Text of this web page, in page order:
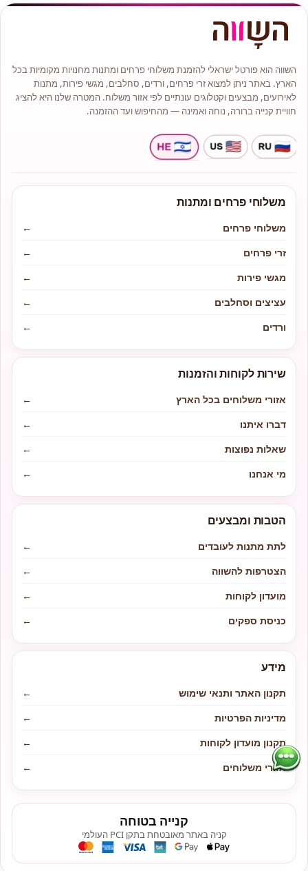
השווה הוא פורטל ישראלי להזמנת משלוחי פרחים ומתנות מחנויות מקומיות בכל
הארץ. באתר ניתן למצוא זרי פרחים, ורדים, סחלבים, מגשי פירות, מתנות
לאירועים, מבצעים וקטלוגים עונתיים לפי אזור משלוח. המטרה שלנו היא להציג
חוויית קנייה ברורה, נוחה ואמינה — מהחיפוש ועד ההזמנה.
משלוחי פרחים ומתנות
משלוחי פרחים
←
זרי פרחים
←
מגשי פירות
←
עציצים וסחלבים
←
ורדים
←
שירות לקוחות והזמנות
אזורי משלוחים בכל הארץ
←
דברו איתנו
←
שאלות נפוצות
←
מי אנחנו
←
הטבות ומבצעים
לתת מתנות לעובדים
←
הצטרפות להשווה
←
מועדון לקוחות
←
כניסת ספקים
←
מידע
תקנון האתר ותנאי שימוש
←
מדיניות הפרטיות
←
תקנון מועדון לקוחות
←
אזורי משלוחים
←
קנייה בטוחה
קניה באתר מאובטחת בתקן PCI העולמי